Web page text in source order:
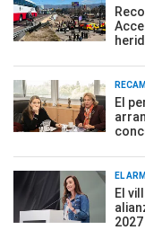
El
EL
El
2027